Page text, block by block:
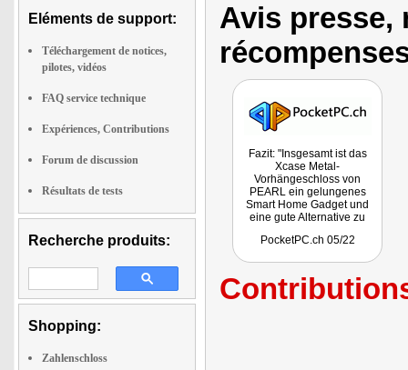
Eléments de support:
Téléchargement de notices,
pilotes, vidéos
FAQ service technique
Expériences, Contributions
Forum de discussion
Résultats de tests
Recherche produits:
Shopping:
Zahlenschloss
Avis presse,
Fazit: "Insgesamt ist das
Xcase Metal-
Vorhängeschloss von
PEARL ein gelungenes
Smart Home Gadget und
eine gute Alternative zu
Schlössern an Tor, Kiste
und Spind. Es lässt sich via
Verbindung mit dem
Luminea Home Control
PocketPC.ch 05/22